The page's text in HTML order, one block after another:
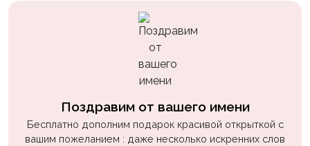
Поздравим от вашего имени
Бесплатно дополним подарок красивой открыткой с
вашим пожеланием : даже несколько искренних слов